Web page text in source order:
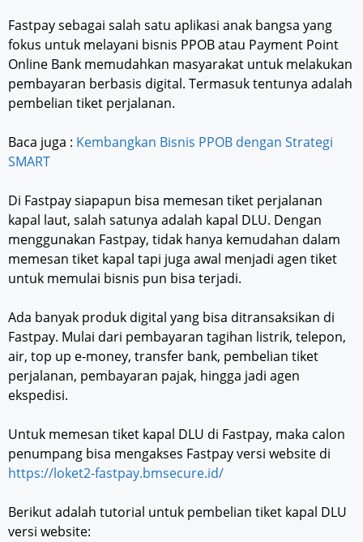
Fastpay sebagai salah satu aplikasi anak bangsa yang
fokus untuk melayani bisnis PPOB atau Payment Point
Online Bank memudahkan masyarakat untuk melakukan
pembayaran berbasis digital. Termasuk tentunya adalah
pembelian tiket perjalanan.
Baca juga : Kembangkan Bisnis PPOB dengan Strategi
SMART
Di Fastpay siapapun bisa memesan tiket perjalanan
kapal laut, salah satunya adalah kapal DLU. Dengan
menggunakan Fastpay, tidak hanya kemudahan dalam
memesan tiket kapal tapi juga awal menjadi agen tiket
untuk memulai bisnis pun bisa terjadi.
Ada banyak produk digital yang bisa ditransaksikan di
Fastpay. Mulai dari pembayaran tagihan listrik, telepon,
air, top up e-money, transfer bank, pembelian tiket
perjalanan, pembayaran pajak, hingga jadi agen
ekspedisi.
Untuk memesan tiket kapal DLU di Fastpay, maka calon
penumpang bisa mengakses Fastpay versi website di
https://loket2-fastpay.bmsecure.id/
Berikut adalah tutorial untuk pembelian tiket kapal DLU
versi website: